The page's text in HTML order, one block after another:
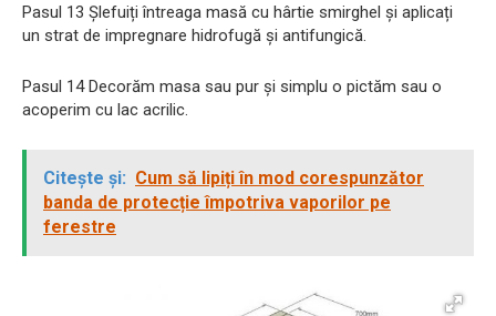
Pasul 13 Șlefuiți întreaga masă cu hârtie smirghel și aplicați
un strat de impregnare hidrofugă și antifungică.
Pasul 14 Decorăm masa sau pur și simplu o pictăm sau o
acoperim cu lac acrilic.
Citește și: Cum să lipiți în mod corespunzător
banda de protecție împotriva vaporilor pe
ferestre